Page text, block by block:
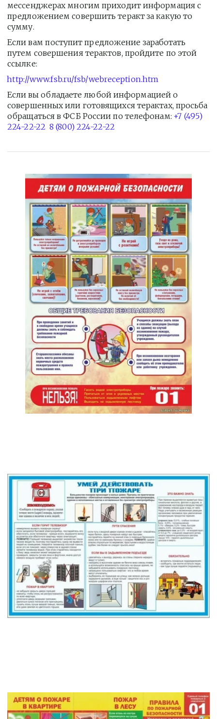
мессенджерах многим приходит информация с
предложением совершить теракт за какую то
сумму.
Если вам поступит предложение заработать
путем совершения терактов, пройдите по этой
ссылке:
http://www.fsb.ru/fsb/webreception.htm
Если вы обладаете любой информацией о
совершенных или готовящихся терактах, просьба
обращаться в ФСБ России по телефонам: +7 (495)
224-22-22  8 (800) 224-22-22